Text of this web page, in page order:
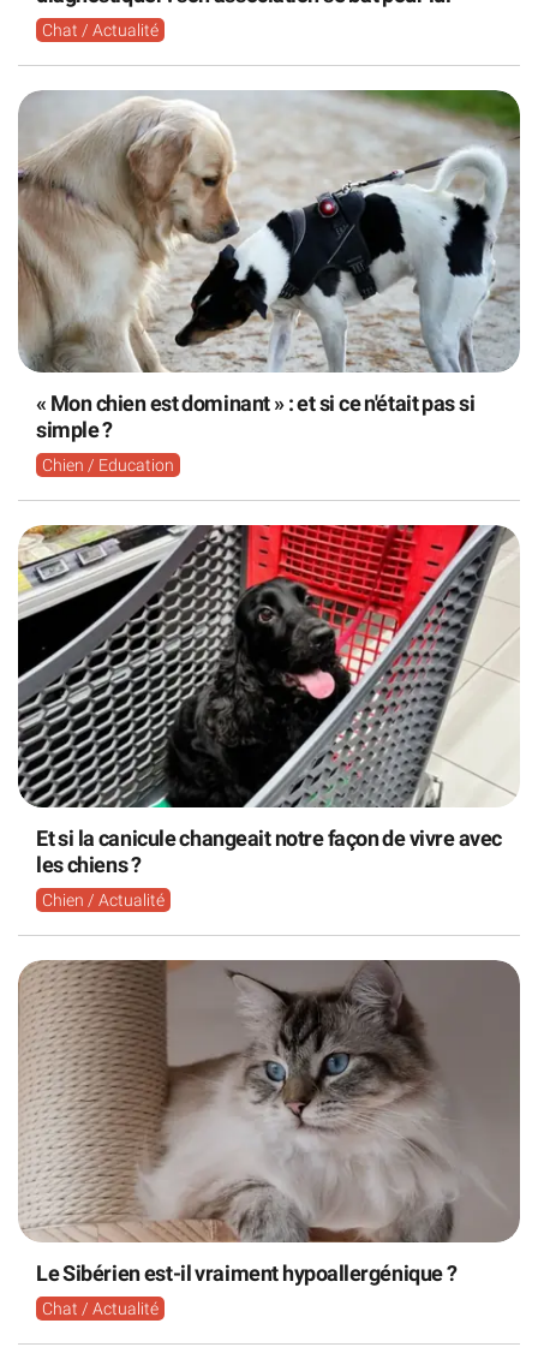
Chat / Actualité
« Mon chien est dominant » : et si ce n'était pas si
simple ?
Chien / Education
Et si la canicule changeait notre façon de vivre avec
les chiens ?
Chien / Actualité
Le Sibérien est-il vraiment hypoallergénique ?
Chat / Actualité